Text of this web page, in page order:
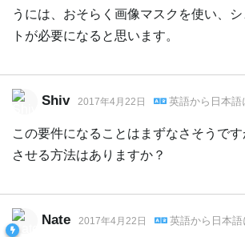
うには、おそらく画像マスクを使い、
トが必要になると思います。
Shiv 2017年4月22日 英語から 日本語
この要件になることはまずなさそうで
させる方法はありますか？
Nate 2017年4月22日 英語から 日本語